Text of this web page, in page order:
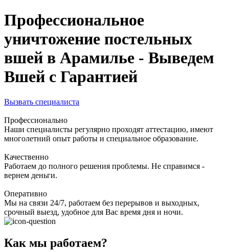
Профессиональное
уничтожение постельных
вшей в Арамилье - Выведем
Вшей с Гарантией
Вызвать специалиста
Профессионально
Наши специалисты регулярно проходят аттестацию, имеют
многолетний опыт работы и специальное образование.
Качественно
Работаем до полного решения проблемы. Не справимся -
вернем деньги.
Оперативно
Мы на связи 24/7, работаем без перерывов и выходных,
срочный выезд, удобное для Вас время дня и ночи.
Как мы работаем?